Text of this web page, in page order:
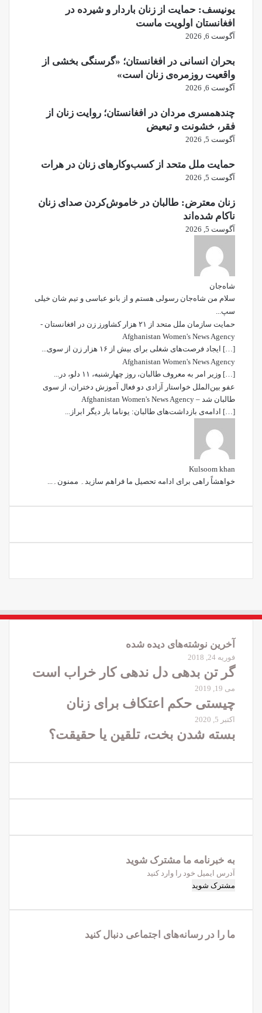
یونیسف: حمایت از زنان باردار و شیرده در
افغانستان اولویت ماست
آگوست 6, 2026
بحران انسانی در افغانستان؛ «گرسنگی بخشی از
واقعیت روزمره‌ی زنان است»
آگوست 6, 2026
چندهمسری مردان در افغانستان؛ روایت زنان از
فقر، خشونت و تبعیض
آگوست 5, 2026
حمایت ملل متحد از کسب‌وکارهای زنان در هرات
آگوست 5, 2026
زنان معترض: طالبان در خاموش‌کردن صدای زنان
ناکام شده‌اند
آگوست 5, 2026
شاه‌جان
سلام من شاه‌جان رسولی هستم و از بانو عباسی و تیم شان خیلی
سپ...
حمایت سازمان ملل متحد از ۲۱ هزار کشاورز زن در افغانستان -
Afghanistan Women's News Agency
[…] ایجاد فرصت‌های شغلی برای بیش از ۱۶ هزار زن از سوی...
Afghanistan Women's News Agency
[…] وزیر امر به معروف طالبان، روز چهارشنبه، ۱۱ دلو، در...
عفو بین‌الملل خواستار آزادی دو فعال آموزش دختران، از سوی
طالبان شد – Afghanistan Women's News Agency
[…] ادامه‌ی بازداشت‌های طالبان: یوناما بار دیگر ابراز...
Kulsoom khan
خواھشاً راھی برای ادامه تحصیل ما فراھم سازید۔ ممنون۔...
آخرین نوشته‌های دیده شده
فوریه 24, 2018
گر تن بدهی دل ندهی کار خراب است
می 19, 2019
چیستی حکم اعتکاف برای زنان
اکتبر 5, 2020
بسته شدن بخت، تلقین یا حقیقت؟
به خبرنامه‌‌ ما مشترک شوید
آدرس
ایمیل
را
کنید
ما را در رسانه‌های اجتماعی دنبال کنید